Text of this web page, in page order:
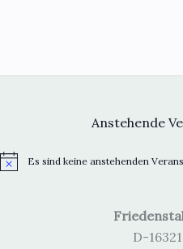
Anstehende
H
Es sind keine anstehenden
D-